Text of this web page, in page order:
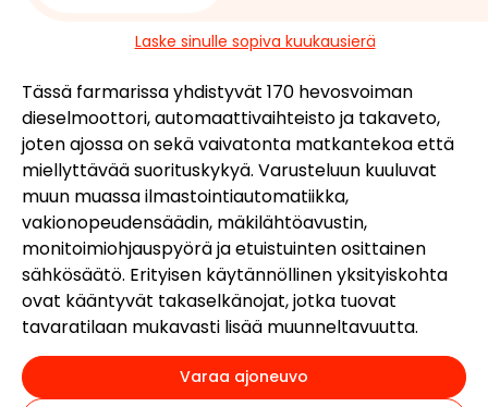
Laske sinulle sopiva kuukausierä
Tässä farmarissa yhdistyvät 170 hevosvoiman
dieselmoottori, automaattivaihteisto ja takaveto,
joten ajossa on sekä vaivatonta matkantekoa että
miellyttävää suorituskykyä. Varusteluun kuuluvat
muun muassa ilmastointiautomatiikka,
vakionopeudensäädin, mäkilähtöavustin,
monitoimiohjauspyörä ja etuistuinten osittainen
sähkösäätö. Erityisen käytännöllinen yksityiskohta
ovat kääntyvät takaselkänojat, jotka tuovat
tavaratilaan mukavasti lisää muunneltavuutta.
Varaa ajoneuvo